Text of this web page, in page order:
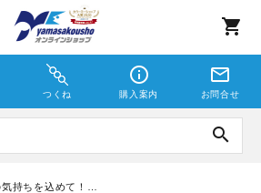
shopping_cart
つくね
info_outline
購入案内
mail_outline
お問合せ
search
持ちを込めて！